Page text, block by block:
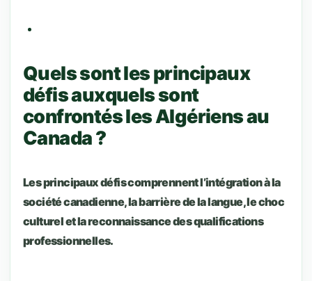
Quels sont les principaux
défis auxquels sont
confrontés les Algériens au
Canada ?
Les principaux défis comprennent l’intégration à la
société canadienne, la barrière de la langue, le choc
culturel et la reconnaissance des qualifications
professionnelles.